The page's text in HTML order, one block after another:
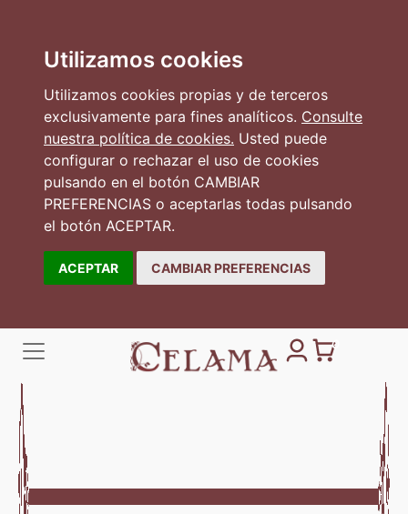
Utilizamos cookies
Utilizamos cookies propias y de terceros
exclusivamente para fines analíticos. Consulte
nuestra política de cookies. Usted puede
configurar o rechazar el uso de cookies
pulsando en el botón CAMBIAR
PREFERENCIAS o aceptarlas todas pulsando
el botón ACEPTAR.
ACEPTAR CAMBIAR PREFERENCIAS
0